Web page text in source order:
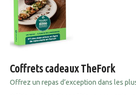
Coffrets cadeaux TheFork
Offrez un repas d’exception dans les